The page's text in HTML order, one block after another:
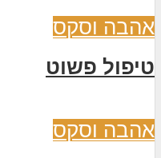
אהבה וסקס
טיפול פשוט
אהבה וסקס